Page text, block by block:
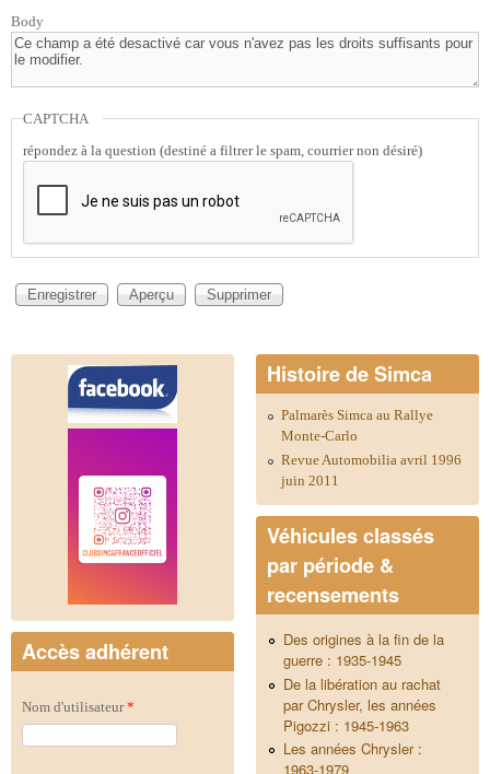
Body
CAPTCHA
répondez à la question (destiné a filtrer le spam, courrier non désiré)
Vertical Tabs
Accès adhérent
Nom d'utilisateur*
Histoire de Simca
Palmarès Simca au Rallye
Monte-Carlo
Revue Automobilia avril 1996
juin 2011
Véhicules classés
par période &
recensements
Des origines à la fin de la
guerre : 1935-1945
De la libération au rachat
par Chrysler, les années
Pigozzi : 1945-1963
Les années Chrysler :
1963-1979